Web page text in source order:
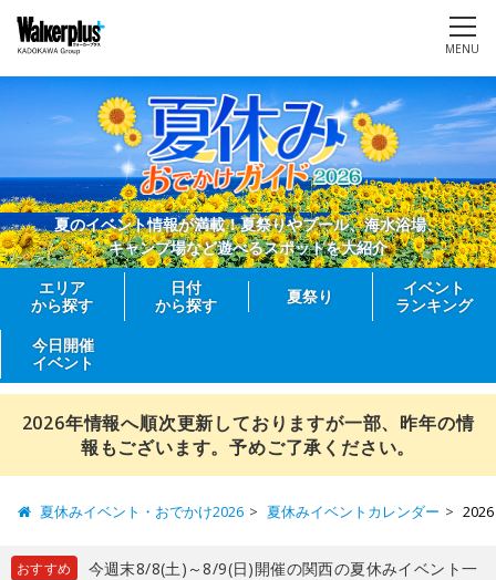
MENU
夏のイベント情報が満載！夏祭りやプール、海水浴場、
キャンプ場など遊べるスポットを大紹介
エリア
から探す
日付
から探す
夏祭り
イベント
ランキング
今日開催
イベント
2026年情報へ順次更新しておりますが一部、昨年の情
報もございます。予めご了承ください。
夏休みイベント・おでかけ2026 夏休みイベントカレンダー
おすすめ
今週末8/8(土)～8/9(日)開催の関西の夏休みイベント一